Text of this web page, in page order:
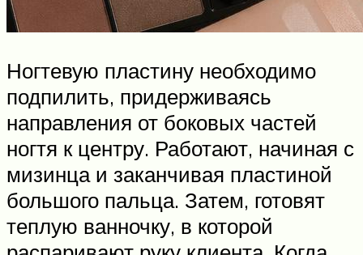
Ногтевую пластину необходимо
подпилить, придерживаясь
направления от боковых частей
ногтя к центру. Работают, начиная с
мизинца и заканчивая пластиной
большого пальца. Затем, готовят
теплую ванночку, в которой